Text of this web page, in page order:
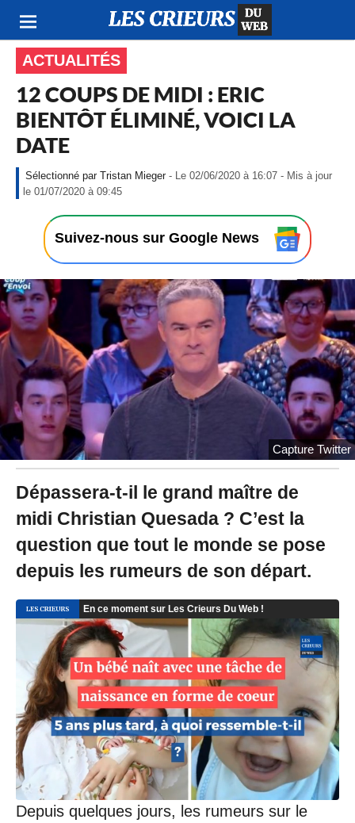
ACTUALITÉS
12 COUPS DE MIDI : ERIC
BIENTÔT ÉLIMINÉ, VOICI LA
DATE
Tristan Mieger - Le 02/06/2020 à 16:07 - Mis à jour
le 01/07/2020 à 09:45
0
/
0
6
/
2
0
2
à
1
7
M
s
j
o
r
l
e
0
1
/
0
7
/
2
0
2
0
0
Suivez-nous sur Google News
Capture Twitter
Dépassera-t-il le grand maître de
midi Christian Quesada ? C’est la
question que tout le monde se pose
depuis les rumeurs de son départ.
Depuis quelques jours, les rumeurs sur le